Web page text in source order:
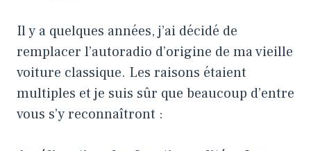
Il y a quelques années, j’ai décidé de
remplacer l’autoradio d’origine de ma vieille
voiture classique. Les raisons étaient
multiples et je suis sûr que beaucoup d’entre
vous s’y reconnaîtront :